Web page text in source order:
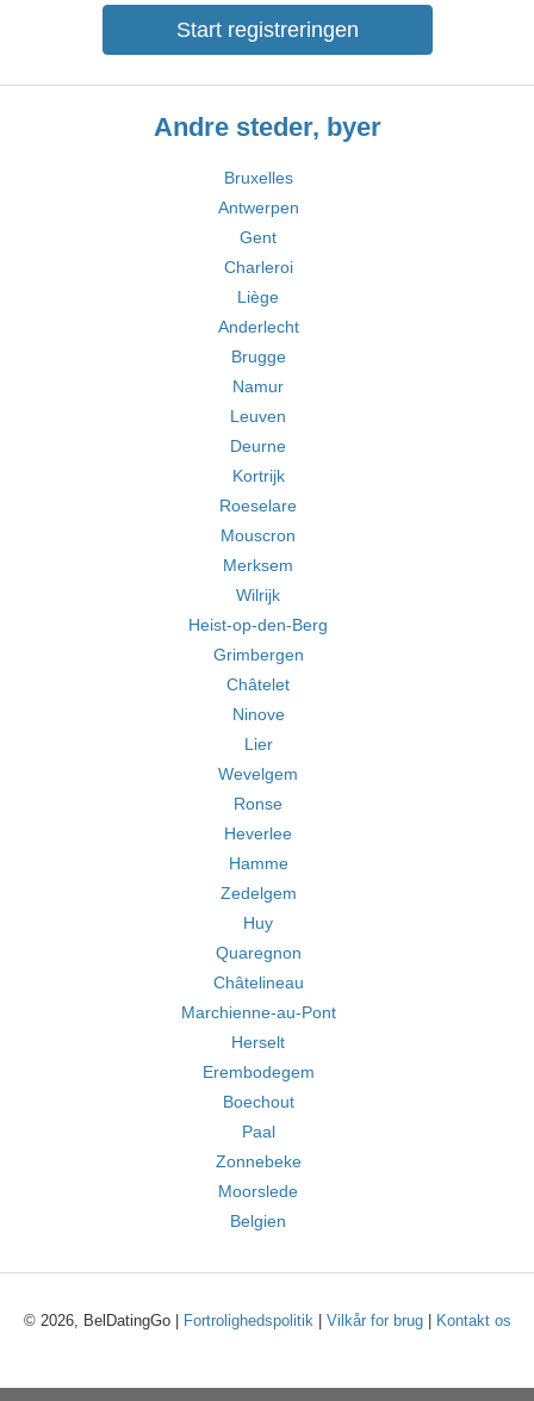
Start registreringen
Andre steder, byer
Bruxelles
Antwerpen
Gent
Charleroi
Liège
Anderlecht
Brugge
Namur
Leuven
Deurne
Kortrijk
Roeselare
Mouscron
Merksem
Wilrijk
Heist-op-den-Berg
Grimbergen
Châtelet
Ninove
Lier
Wevelgem
Ronse
Heverlee
Hamme
Zedelgem
Huy
Quaregnon
Châtelineau
Marchienne-au-Pont
Herselt
Erembodegem
Boechout
Paal
Zonnebeke
Moorslede
Belgien
© 2026, BelDatingGo | Fortrolighedspolitik| Vilkår for brug| Kontakt os